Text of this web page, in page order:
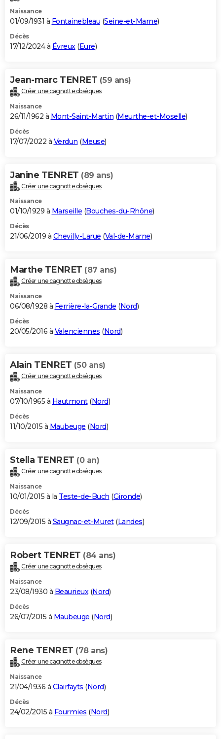
Naissance
01/09/1931 à Fontainebleau (Seine-et-Marne)
Décès
17/12/2024 à Évreux(Eure)
Jean-marc TENRET (59 ans)
Créer une cagnotte obsèques
Naissance
26/11/1962 à Mont-Saint-Martin (Meurthe-et-Moselle)
Décès
17/07/2022 à Verdun (Meuse)
Janine TENRET (89 ans)
Créer une cagnotte obsèques
Naissance
01/10/1929 à Marseille (Bouches-du-Rhône)
Décès
21/06/2019 à Chevilly-Larue (Val-de-Marne)
Marthe TENRET (87 ans)
Créer une cagnotte obsèques
Naissance
06/08/1928 à Ferrière-la-Grande (Nord)
Décès
20/05/2016 à Valenciennes (Nord)
Alain TENRET (50 ans)
Créer une cagnotte obsèques
Naissance
07/10/1965 à Hautmont(Nord)
Décès
11/10/2015 à Maubeuge (Nord)
Stella TENRET (0 an)
Créer une cagnotte obsèques
Naissance
10/01/2015 à la Teste-de-Buch (Gironde)
Décès
12/09/2015 à Saugnac-et-Muret(Landes)
Robert TENRET (84 ans)
Créer une cagnotte obsèques
Naissance
23/08/1930 à Beaurieux(Nord)
Décès
26/07/2015 à Maubeuge (Nord)
Rene TENRET (78 ans)
Créer une cagnotte obsèques
Naissance
21/04/1936 à Clairfayts (Nord)
Décès
24/02/2015 à Fourmies (Nord)